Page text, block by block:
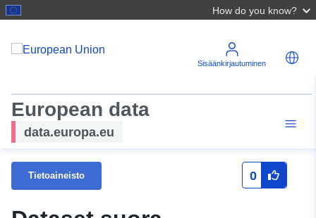
How do you know?
Sisäänkirjautuminen
European data
data.europa.eu
Tietoaineisto 0